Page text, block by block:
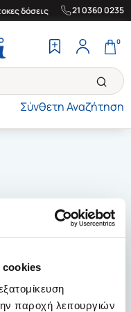
cookies
παροχή λειτουργιών
δόσεις | Δωρεάν
21 0360 0235
Σύνθετη Αναζήτηση
0